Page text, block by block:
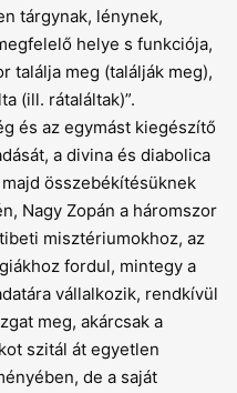
tárgynak, lénynek,
helye s funkciója,
találja meg (találják meg),
(ill. rátaláltak)”.
és az egymást kiegészítő
a divina és diabolica
összebékítésüknek
Nagy Zopán a háromszor
misztériumokhoz, az
fordul, mintegy a
vállalkozik, rendkívül
meg, akárcsak a
szitál át egyetlen
de a saját